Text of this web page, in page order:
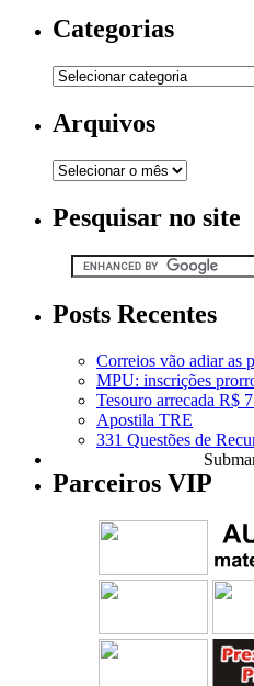
Categorias
Arquivos
Pesquisar no site
Posts Recentes
Correios vão adiar as
MPU: inscrições
Tesouro arrecada R$
Apostila TRE
331 Questões de
Parceiros VIP